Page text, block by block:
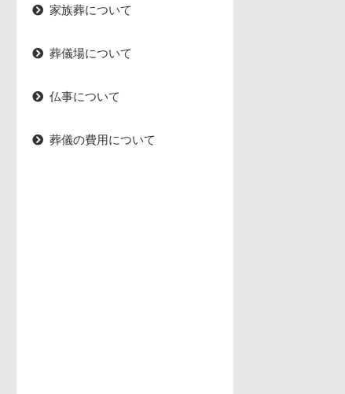
家族葬について
葬儀場について
仏事について
葬儀の費用について